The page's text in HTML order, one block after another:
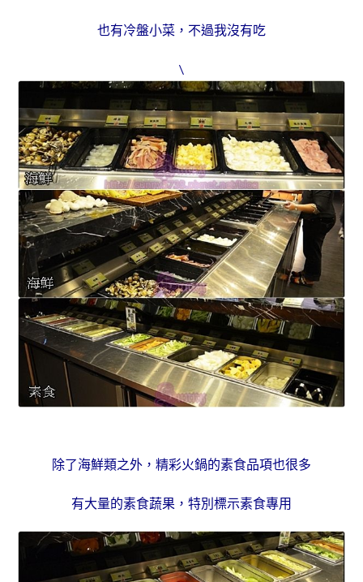
也有冷盤小菜，不過我沒有吃
\
除了海鮮類之外， 精彩火鍋的素食品項也很多
有大量的素食蔬果，特別標示素食專用